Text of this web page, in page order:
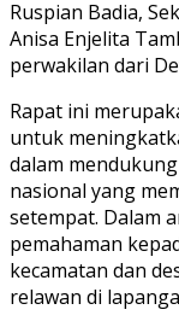
Ruspian Badia,
Anisa Enjelita
perwakilan dari
Rapat ini
untuk
dalam
nasional yang
setempat. Dalam
pemahaman
kecamatan dan
relawan di